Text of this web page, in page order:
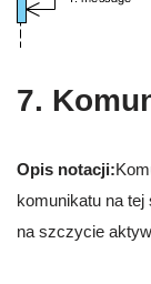
7.
Opis notacji:
komunikatu na
na szczycie